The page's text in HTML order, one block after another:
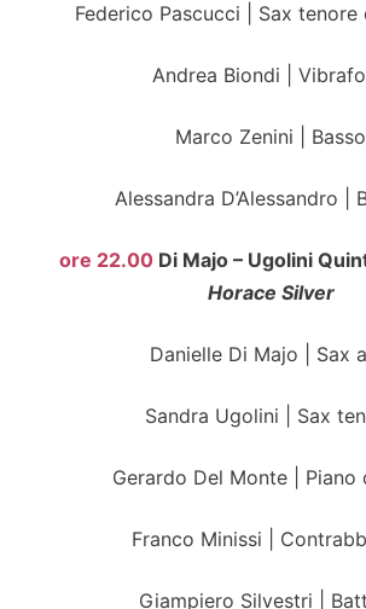
Federico Pascucci | Sax
Andrea Biondi |
Marco Zenini | Basso
Alessandra D’Alessandro |
ore 22.00 Di Majo – Ugolini
Horace Silver
Danielle Di Majo | Sax
Sandra Ugolini | Sax
Gerardo Del Monte | Piano
Franco Minissi |
Giampiero Silvestri |